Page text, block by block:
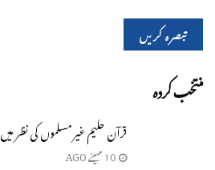
منتخب کردہ
قرآن حکیم غیر مسلموں کی نظر میں